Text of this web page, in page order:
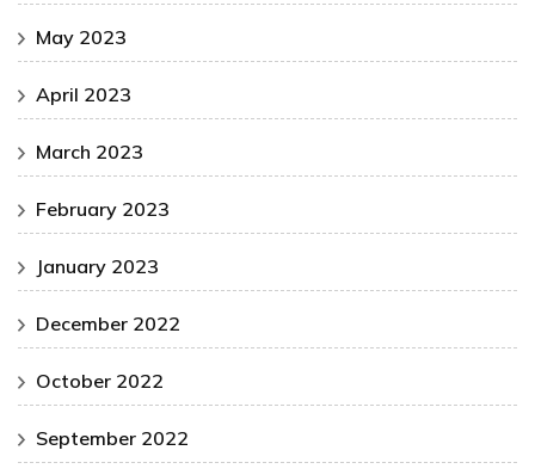
May 2023
April 2023
March 2023
February 2023
January 2023
December 2022
October 2022
September 2022